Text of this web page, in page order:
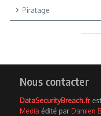
Piratage
Nous contacter
DataSecurityBreach.fr
Media édité par Damien